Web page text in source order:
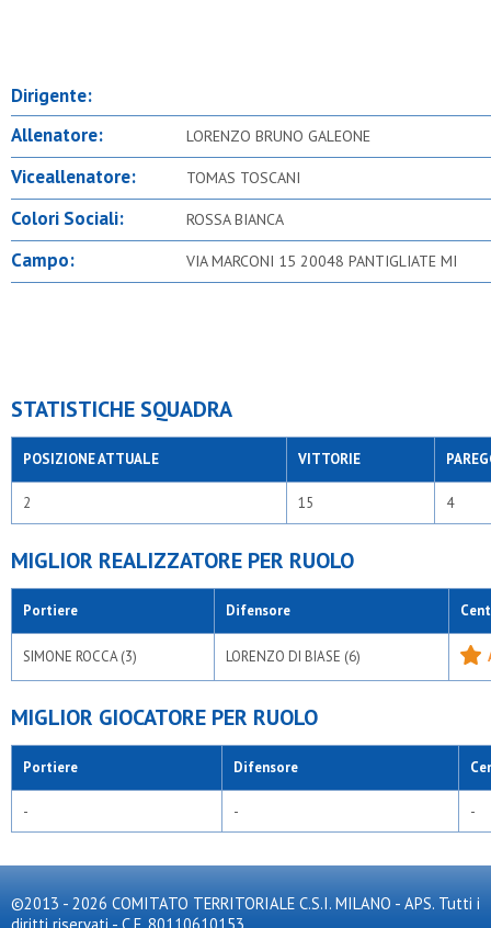
Dirigente:
Allenatore:
LORENZO BRUNO GALEONE
Viceallenatore: TOMAS TOSCANI
Colori Sociali: ROSSA BIANCA
Campo: VIA MARCONI 15 20048 PANTIGLIATE MI
STATISTICHE SQUADRA
POSIZIONE ATTUALE VITTORIE
2 15 4
MIGLIOR REALIZZATORE PER RUOLO
Portiere Difensore
SIMONE ROCCA (3) LORENZO DI BIASE (6)
MIGLIOR GIOCATORE PER RUOLO
Portiere Difensore
- - -
©2013 - 2026 COMITATO TERRITORIALE C.S.I. MILANO - APS. Tutti i